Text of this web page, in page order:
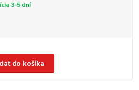
3-5 dní
do košíka